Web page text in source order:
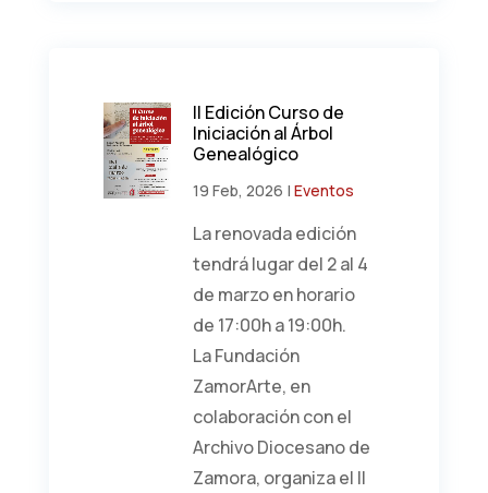
II Edición Curso de
Iniciación al Árbol
Genealógico
19 Feb, 2026 | Eventos
La renovada edición
tendrá lugar del 2 al 4
de marzo en horario
de 17:00h a 19:00h.
La Fundación
ZamorArte, en
colaboración con el
Archivo Diocesano de
Zamora, organiza el II